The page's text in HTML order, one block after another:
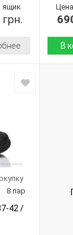
ящик
В
8 пар
42 /